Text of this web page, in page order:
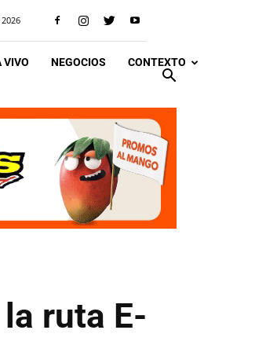
VIVO NEGOCIOS CONTEXTO
ruta E-